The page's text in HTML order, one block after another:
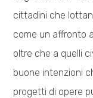
cittadini che
come un affronto
oltre che a quelli
buone intenzioni
progetti di opere